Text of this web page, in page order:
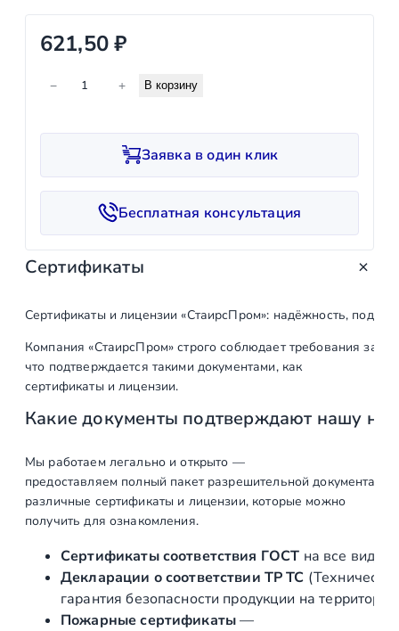
621,50₽
е
в
о
о
а
р
а
П
в
о
р
о
− + В корзину
Заявка в один клик
Бесплатная консультация
Сертификаты
Сертификаты и лицензии «СтаирсПром»: надёжность,
Компания «СтаирсПром» строго соблюдает требования
что подтверждается такими документами, как
сертификаты и лицензии.
Какие документы подтверждают нашу
Мы работаем легально и открыто —
предоставляем полный пакет разрешительной
различные сертификаты и лицензии, которые можно
получить для ознакомления.
Сертификаты соответствия ГОСТ на все виды
Декларации о соответствии ТР ТС
гарантия безопасности продукции на
Пожарные сертификаты—